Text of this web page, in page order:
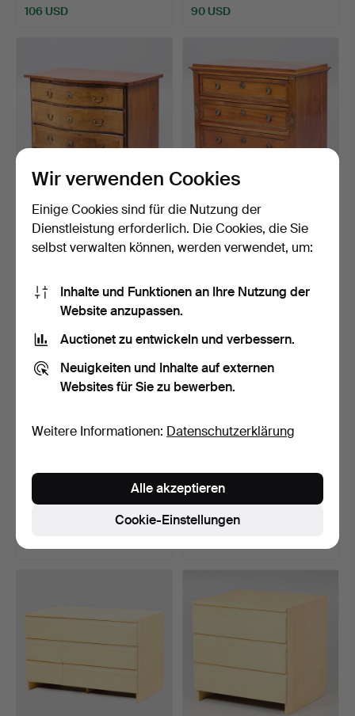
106 USD 90 USD
KOMMODE. Spätbarock, 18.
Jahrhundert.
Beendet 2. Mai 2026
KOMMODE, um 1900.
Mahagoni und Kiefer.
Beendet 2. Mai 2026
Kommode.
Gustavianischer Stil, frühes
20. …
Beendet 1. Mai 2026
KOMMODE. Rokoko,
Schweden, zweite Hälfte
d…
Beendet 1. Mai 2026
14 Gebote
Wir verwenden Cookies
Einige Cookies sind für die Nutzung der
Dienstleistung erforderlich. Die Cookies, die Sie
selbst verwalten können, werden verwendet, um:
Inhalte und Funktionen an Ihre Nutzung der
Website anzupassen.
Auctionet zu entwickeln und verbessern.
Neuigkeiten und Inhalte auf externen
Websites für Sie zu bewerben.
Weitere Informationen: Datenschutzerklärung
Cookie-Einstellungen
Alle akzeptieren